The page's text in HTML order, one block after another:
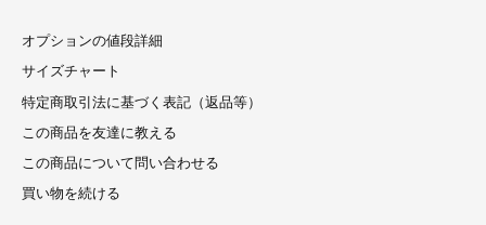
オプションの値段詳細
サイズチャート
特定商取引法に基づく表記（返品等）
この商品を友達に教える
この商品について問い合わせる
買い物を続ける